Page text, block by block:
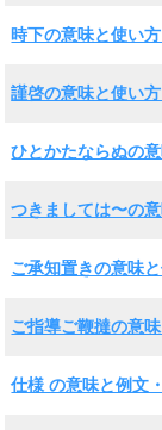
時下の意味と使い
謹啓の意味と使い
ひとかたならぬの
つきましては〜の
ご承知置きの意味
ご指導ご鞭撻の意
仕様 の意味と例文